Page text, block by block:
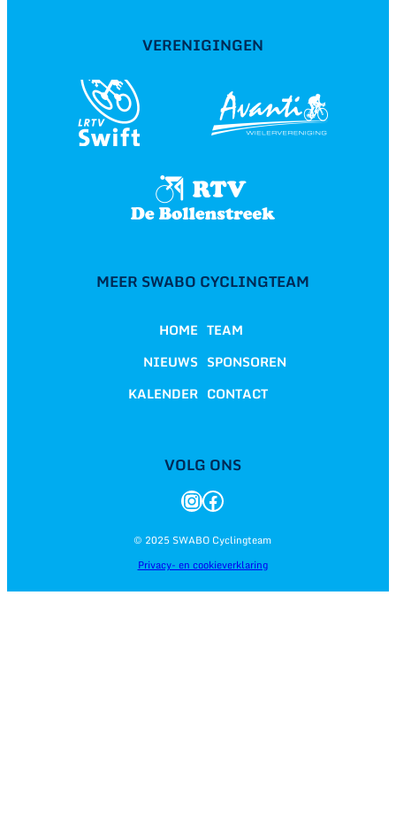
VERENIGINGEN
MEER SWABO CYCLINGTEAM
HOME
NIEUWS
KALENDER
TEAM
SPONSOREN
CONTACT
VOLG ONS
InstagramFacebook
© 2025 SWABO Cyclingteam
Privacy- en cookieverklaring